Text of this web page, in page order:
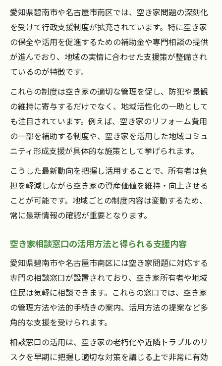
愛知県碧南市や名古屋市南区では、空き家問題の深刻化
を受けて行政支援制度が拡充されています。特に空き家
の保全や活用を促進するための補助金や専門相談の提供
が進んでおり、地域の実情に合わせた支援策が整備され
ているのが特徴です。
これらの制度は空き家の適切な管理を促し、防犯や景観
の維持に寄与するだけでなく、地域活性化の一助として
も注目されています。例えば、空き家のリフォーム費用
の一部を補助する制度や、空き家を活用した地域コミュ
ニティ形成支援が具体的な施策として挙げられます。
こうした最新動向を把握し活用することで、所有者は負
担を軽減しながら空き家の資産価値を維持・向上させる
ことが可能です。地域ごとの制度内容は変動するため、
常に最新情報の確認が重要となります。
空き家相談窓口の活用方法と得られる支援内容
愛知県碧南市や名古屋市南区には空き家問題に対応する
専門の相談窓口が設置されており、空き家所有者や地域
住民は気軽に相談できます。これらの窓口では、空き家
の管理方法や法的手続きの案内、活用方法の提案など多
角的な支援を受けられます。
相談窓口の活用は、空き家の老朽化や近隣トラブルのリ
スクを早期に把握し適切な対策を講じる上で非常に有効